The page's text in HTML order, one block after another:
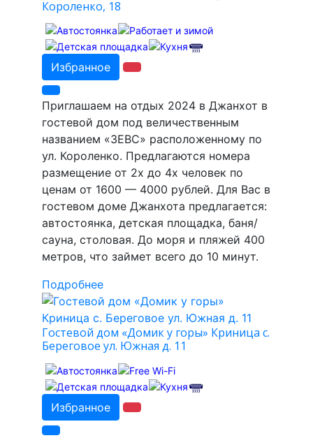
Короленко, 18
Избранное
Приглашаем на отдых 2024 в Джанхот в
гостевой дом под величественным
названием «ЗЕВС» расположенному по
ул. Короленко. Предлагаются номера
размещение от 2х до 4х человек по
ценам от 1600 — 4000 рублей. Для Вас в
гостевом доме Джанхота предлагается:
автостоянка, детская площадка, баня/
сауна, столовая. До моря и пляжей 400
метров, что займет всего до 10 минут.
Подробнее
Гостевой дом «Домик у горы» Криница с.
Береговое ул. Южная д. 11
Избранное